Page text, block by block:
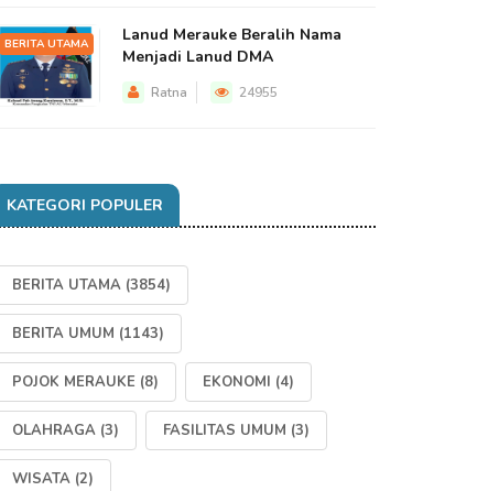
BERITA UTAMA
Lanud Merauke Beralih Nama
Menjadi Lanud DMA
Ratna 24955
KATEGORI POPULER
BERITA UTAMA (3854)
BERITA UMUM (1143)
POJOK MERAUKE (8) EKONOMI (4)
OLAHRAGA (3) FASILITAS UMUM (3)
WISATA (2)